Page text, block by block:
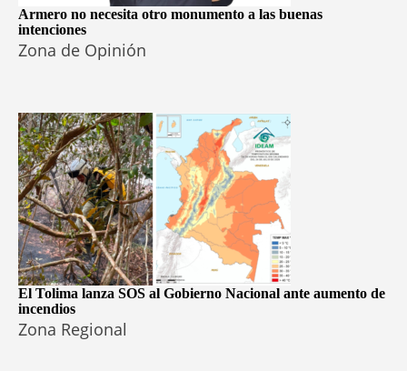
Armero no necesita otro monumento a las buenas
intenciones
Zona de Opinión
El Tolima lanza SOS al Gobierno Nacional ante aumento de
incendios
Zona Regional